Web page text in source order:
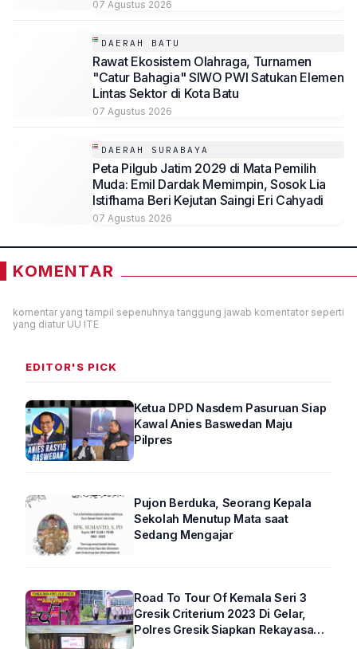
07 Agustus 2026
DAERAH BATU
Rawat Ekosistem Olahraga, Turnamen
"Catur Bahagia" SIWO PWI Satukan Elemen
Lintas Sektor di Kota Batu
07 Agustus 2026
DAERAH SURABAYA
Peta Pilgub Jatim 2029 di Mata Pemilih
Muda: Emil Dardak Memimpin, Sosok Lia
Istifhama Beri Kejutan Saingi Eri Cahyadi
07 Agustus 2026
KOMENTAR
komentar yang tampil sepenuhnya tanggung jawab komentator seperti
yang diatur UU ITE
EDITOR'S PICK
Ketua DPD Nasdem Pasuruan Siap
Kawal Anies Baswedan Maju
Pilpres
Pujon Berduka, Seorang Kepala
Sekolah Menutup Mata saat
Sedang Mengajar
Road To Tour Of Kemala Seri 3
Gresik Criterium 2023 Di Gelar,
Polres Gresik Siapkan Rekayasa